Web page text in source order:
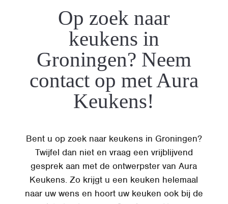
Op zoek naar
keukens in
Groningen? Neem
contact op met Aura
Keukens!
Bent u op zoek naar keukens in Groningen?
Twijfel dan niet en vraag een vrijblijvend
gesprek aan met de ontwerpster van Aura
Keukens. Zo krijgt u een keuken helemaal
naar uw wens en hoort uw keuken ook bij de